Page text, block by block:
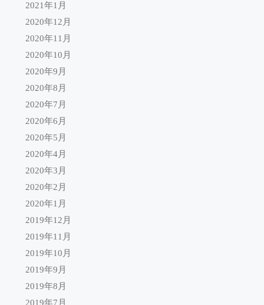
2021年1月
2020年12月
2020年11月
2020年10月
2020年9月
2020年8月
2020年7月
2020年6月
2020年5月
2020年4月
2020年3月
2020年2月
2020年1月
2019年12月
2019年11月
2019年10月
2019年9月
2019年8月
2019年7月